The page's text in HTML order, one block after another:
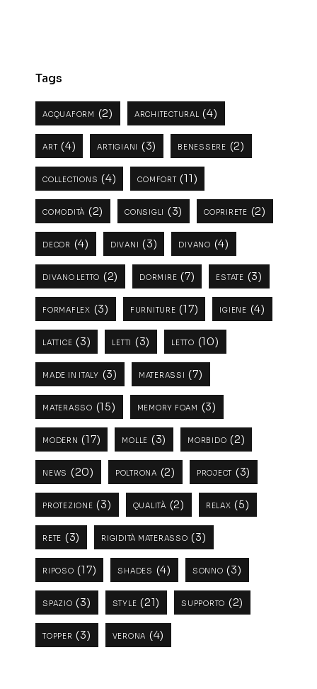
Tags
ACQUAFORM (2) ARCHITECTURAL (4)
ART(4) ARTIGIANI (3) BENESSERE (2)
COLLECTIONS (4) COMFORT(11)
COMODITÀ (2) CONSIGLI (3) COPRIRETE (2)
DECOR (4) DIVANI (3) DIVANO (4)
DIVANO LETTO (2) DORMIRE (7) ESTATE (3)
FORMAFLEX (3) FURNITURE (17) IGIENE (4)
LATTICE (3) LETTI (3) LETTO (10)
MADE IN ITALY (3) MATERASSI (7)
MATERASSO (15) MEMORY FOAM (3)
MODERN (17) MOLLE (3) MORBIDO (2)
NEWS (20) POLTRONA (2) PROJECT (3)
PROTEZIONE (3) QUALITÀ (2) RELAX (5)
RETE (3) RIGIDITÀ MATERASSO (3)
RIPOSO (17) SHADES (4) SONNO (3)
SPAZIO (3) STYLE (21) SUPPORTO (2)
TOPPER (3) VERONA (4)